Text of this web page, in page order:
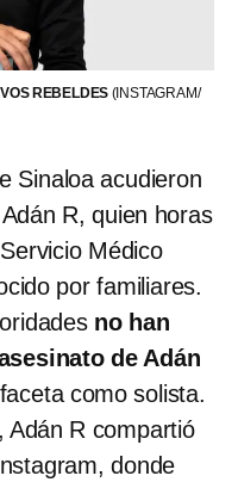
REBELDES (INSTAGRAM/
Sinaloa acudieron
R, quien horas
Médico
por familiares.
no han
de Adán
como solista.
Adán R compartió
donde